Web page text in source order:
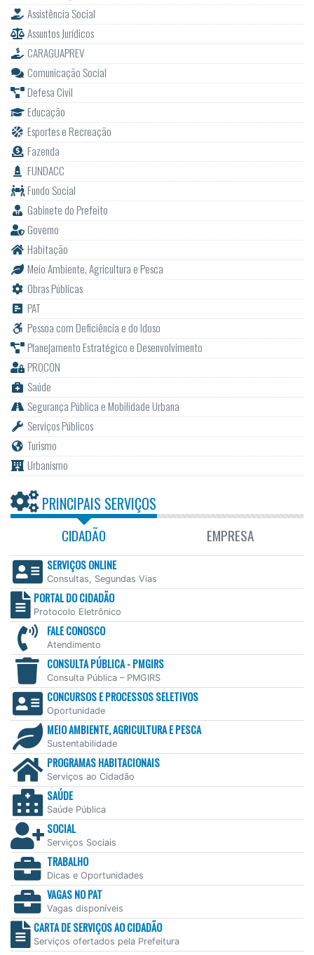
Assistência Social
Assuntos Jurídicos
CARAGUAPREV
Comunicação Social
Defesa Civil
Educação
Esportes e Recreação
Fazenda
FUNDACC
Fundo Social
Gabinete do Prefeito
Governo
Habitação
Meio Ambiente, Agricultura e Pesca
Obras Públicas
PAT
Pessoa com Deficiência e do Idoso
Planejamento Estratégico e Desenvolvimento
PROCON
Saúde
Segurança Pública e Mobilidade Urbana
Serviços Públicos
Turismo
Urbanismo
PRINCIPAIS SERVIÇOS
CIDADÃO EMPRESA
SERVIÇOS ONLINE
Consultas, Segundas Vias
PORTAL DO CIDADÃO
Protocolo Eletrônico
FALE CONOSCO
Atendimento
CONSULTA PÚBLICA - PMGIRS
Consulta Pública – PMGIRS
CONCURSOS E PROCESSOS SELETIVOS
Oportunidade
MEIO AMBIENTE, AGRICULTURA E PESCA
Sustentabilidade
PROGRAMAS HABITACIONAIS
Serviços ao Cidadão
SAÚDE
Saúde Pública
SOCIAL
Serviços Sociais
TRABALHO
Dicas e Oportunidades
VAGAS NO PAT
Vagas disponíveis
CARTA DE SERVIÇOS AO CIDADÃO
Serviços ofertados pela Prefeitura